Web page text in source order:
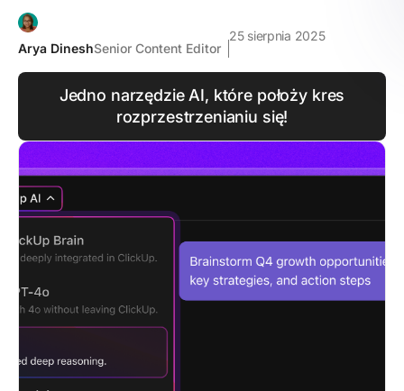
Arya DineshSenior Content Editor
25 sierpnia 2025
Jedno narzędzie AI, które położy kres
rozprzestrzenianiu się!